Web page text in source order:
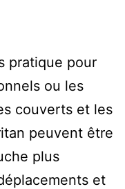
pratique pour
ou les
couverts et les
peuvent être
plus
et